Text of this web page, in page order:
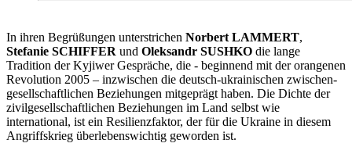
In ihren Begrüßungen unterstrichen Norbert LAMMERT,
Stefanie SCHIFFER und Oleksandr SUSHKO die lange
Tradition der Kyjiwer Gespräche, die - beginnend mit der orangenen
Revolution 2005 – inzwischen die deutsch-ukrainischen zwischen-
gesellschaftlichen Beziehungen mitgeprägt haben. Die Dichte der
zivilgesellschaftlichen Beziehungen im Land selbst wie
international, ist ein Resilienzfaktor, der für die Ukraine in diesem
Angriffskrieg überlebenswichtig geworden ist.